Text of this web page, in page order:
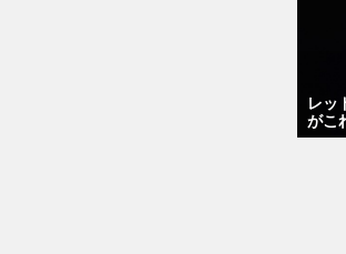
レッ
がこ